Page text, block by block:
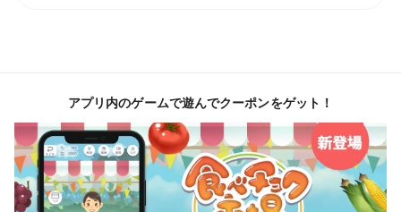
アプリ内のゲームで遊んでクーポンをゲット！